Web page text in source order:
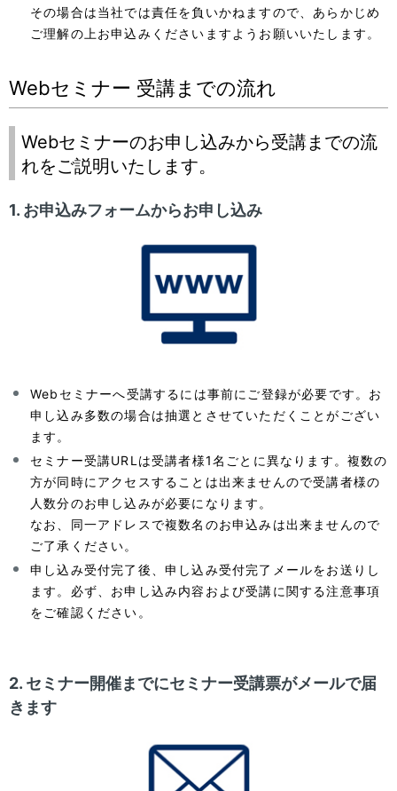
その場合は当社では責任を負いかねますので、あらかじめ
ご理解の上お申込みくださいますようお願いいたします。
Webセミナー 受講までの流れ
Webセミナーのお申し込みから受講までの流
れをご説明いたします。
1. お申込みフォームからお申し込み
Webセミナーへ受講するには事前にご登録が必要です。お
申し込み多数の場合は抽選とさせていただくことがござい
ます。
セミナー受講URLは受講者様1名ごとに異なります。複数の
方が同時にアクセスすることは出来ませんので受講者様の
人数分のお申し込みが必要になります。
なお、同一アドレスで複数名のお申込みは出来ませんので
ご了承ください。
申し込み受付完了後、申し込み受付完了メールをお送りし
ます。必ず、お申し込み内容および受講に関する注意事項
をご確認ください。
2. セミナー開催までにセミナー受講票がメールで届
きます